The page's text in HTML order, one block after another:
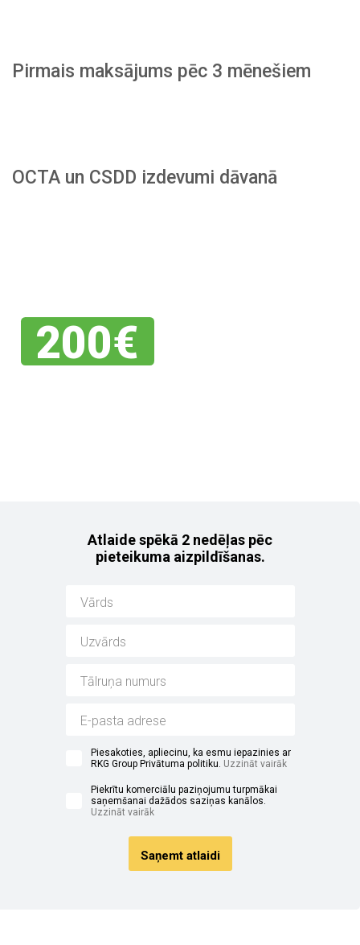
Pirmais maksājums pēc 3 mēnešiem
OCTA un CSDD izdevumi dāvanā
200€
Atlaide spēkā 2 nedēļas pēc
pieteikuma aizpildīšanas.
Piesakoties, apliecinu, ka esmu iepazinies ar
RKG Group Privātuma politiku. Uzzināt vairāk
Piekrītu komerciālu paziņojumu turpmākai
saņemšanai dažādos saziņas kanālos.
Uzzināt vairāk
Saņemt atlaidi